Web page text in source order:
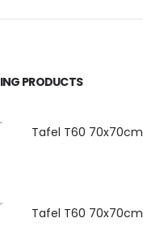
PRODUCTS
Tafel T60 70x70cm
Tafel T60 70x70cm